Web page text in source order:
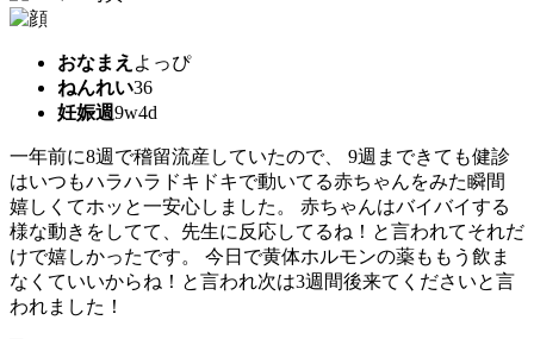
おなまえ よっぴ
ねんれい36
妊娠週9w4d
一年前に8週で稽留流産していたので、 9週まできても健診
はいつもハラハラドキドキで動いてる赤ちゃんをみた瞬間
嬉しくてホッと一安心しました。 赤ちゃんはバイバイする
様な動きをしてて、先生に反応してるね！と言われてそれだ
けで嬉しかったです。 今日で黄体ホルモンの薬ももう飲ま
なくていいからね！と言われ次は3週間後来てくださいと言
われました！